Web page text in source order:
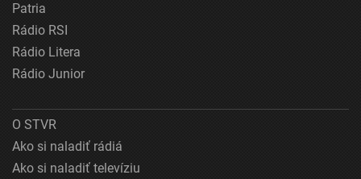
Patria
Rádio RSI
Rádio Litera
Rádio Junior
O STVR
Ako si naladiť rádiá
Ako si naladiť televíziu